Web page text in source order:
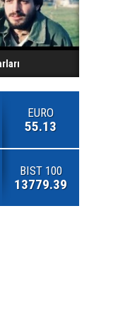
EURO
55.13
BIST 100
13779.39